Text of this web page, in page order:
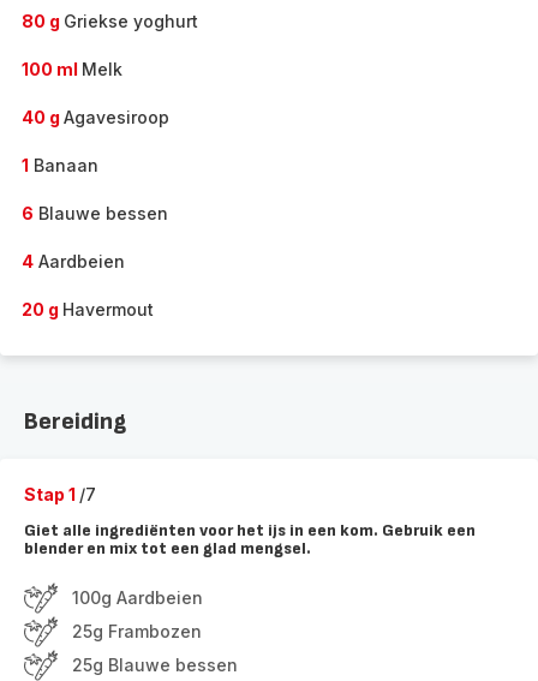
80 g Griekse yoghurt
100 ml Melk
40 g Agavesiroop
1 Banaan
6 Blauwe bessen
4 Aardbeien
20 g Havermout
Bereiding
Stap 1 /7
Giet alle ingrediënten voor het ijs in een kom. Gebruik een
blender en mix tot een glad mengsel.
100g Aardbeien
25g Frambozen
25g Blauwe bessen